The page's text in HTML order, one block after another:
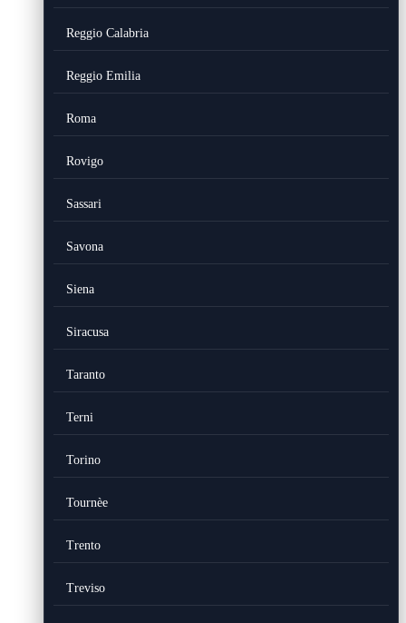
Reggio Calabria
Reggio Emilia
Roma
Rovigo
Sassari
Savona
Siena
Siracusa
Taranto
Terni
Torino
Tournèe
Trento
Treviso